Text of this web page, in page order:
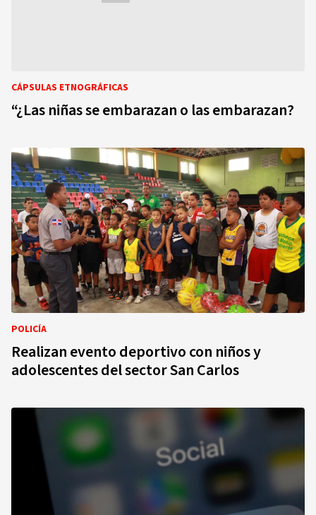
CÁPSULAS ETNOGRÁFICAS
“¿Las niñas se embarazan o las embarazan?
POLICÍA
Realizan evento deportivo con niños y
adolescentes del sector San Carlos